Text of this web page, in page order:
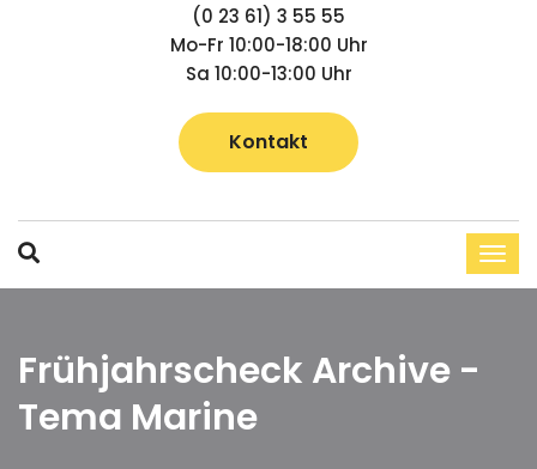
(0 23 61) 3 55 55
Mo-Fr 10:00-18:00 Uhr
Sa 10:00-13:00 Uhr
Kontakt
Frühjahrscheck Archive -
Tema Marine